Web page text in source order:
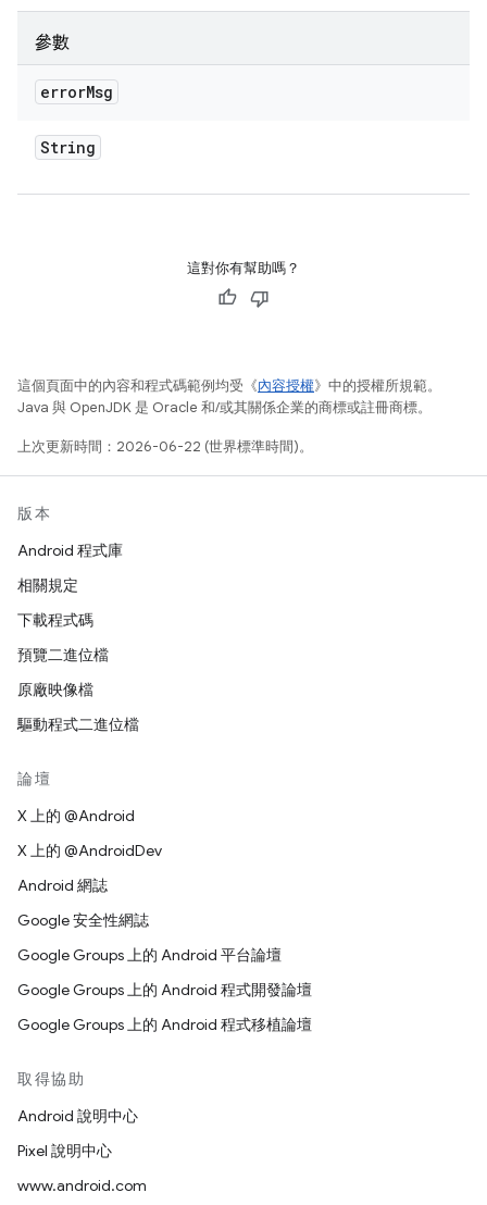
參數
errorMsg
String
這對你有幫助嗎？
這個頁面中的內容和程式碼範例均受《內容授權》中的授權所規範。
Java 與 OpenJDK 是 Oracle 和/或其關係企業的商標或註冊商標。
上次更新時間：2026-06-22 (世界標準時間)。
版本
Android 程式庫
相關規定
下載程式碼
預覽二進位檔
原廠映像檔
驅動程式二進位檔
論壇
X 上的 @Android
X 上的 @AndroidDev
Android 網誌
Google 安全性網誌
Google Groups 上的 Android 平台論壇
Google Groups 上的 Android 程式開發論壇
Google Groups 上的 Android 程式移植論壇
取得協助
Android 說明中心
Pixel 說明中心
www.android.com